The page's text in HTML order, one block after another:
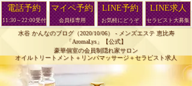
水谷 かんなのブログ（2020/10/06） - メンズエステ 恵比寿
「AromaLys」【公式】
豪華個室の会員制隠れ家サロン
オイルトリートメント＋リンパマッサージ＋セラピスト求人
電話予約
11:30～22:00受付
マイペ予約
会員様専用
LINE予約
お気軽にどうぞ
LINE求人
セラピスト大募集